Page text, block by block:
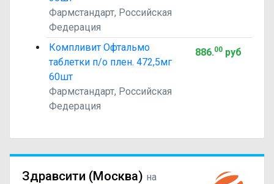
Фармстандарт, Российская
Федерация
Компливит Офтальмо
таблетки п/о плен. 472,5мг
60шт
Фармстандарт, Российская
Федерация
886.00руб
Здравсити (Москва) на